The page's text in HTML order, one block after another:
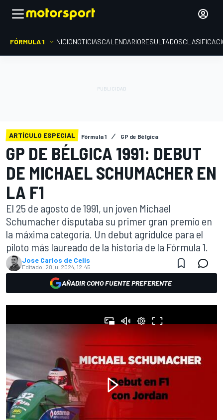
FÓRMULA 1 INICIONOTICIASCALENDARIORESULTADOS
ARTÍCULO ESPECIAL Fórmula 1 GP de Bélgica
GP DE BÉLGICA 1991: DEBUT
DE MICHAEL SCHUMACHER EN
LA F1
El 25 de agosto de 1991, un joven Michael
Schumacher disputaba su primer gran premio en
la máxima categoría. Un debut agridulce para el
piloto más laureado de la historia de la Fórmula 1.
Jose Carlos de Celis
Editado: 28 jul 2024, 12:45
AÑADIR COMO FUENTE PREFERENTE